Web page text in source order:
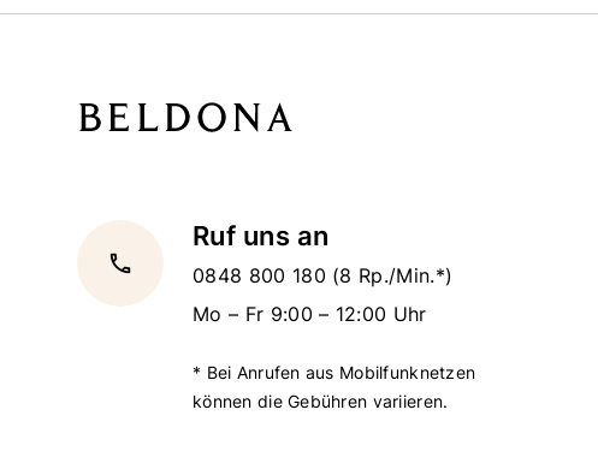
local_phone
Ruf uns an
0848 800 180 (8 Rp./Min.*)
Mo – Fr 9:00 – 12:00 Uhr
* Bei Anrufen aus Mobilfunknetzen
können die Gebühren variieren.